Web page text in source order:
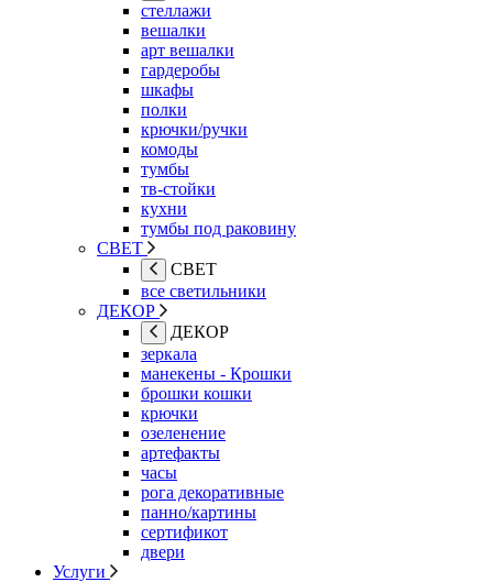
стеллажи
вешалки
арт вешалки
гардеробы
шкафы
полки
крючки/ручки
комоды
тумбы
тв-стойки
кухни
тумбы под раковину
СВЕТ
СВЕТ
все светильники
ДЕКОР
ДЕКОР
зеркала
манекены - Крошки
брошки кошки
крючки
озеленение
артефакты
часы
рога декоративные
панно/картины
сертификот
двери
Услуги